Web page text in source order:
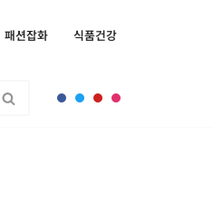
패션잡화 식품건강